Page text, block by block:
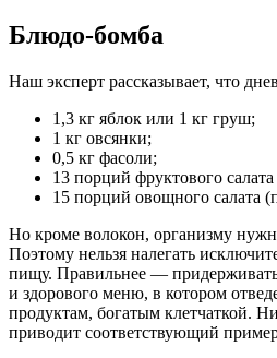
Блюдо-бомба
Наш эксперт рассказывает, что
1,3 кг яблок или 1 кг груш;
1 кг овсянки;
0,5 кг фасоли;
13 порций фруктового
15 порций овощного салата
Но кроме волокон, организму
Поэтому нельзя налегать
пищу. Правильнее —
и здорового меню, в котором
продуктам, богатым клетчаткой.
приводит соответствующий